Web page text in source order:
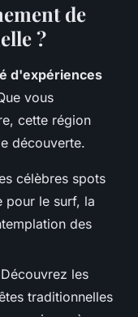
de
?
d'expériences
vous
cette région
découverte.
célèbres spots
pour le surf, la
des
les
traditionnelles